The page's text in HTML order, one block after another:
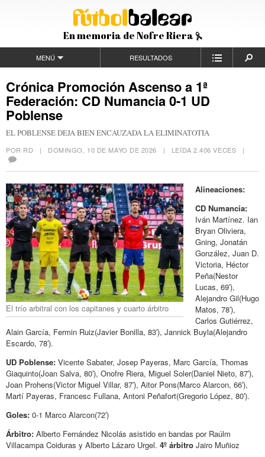
En memoria de Nofre Riera
MENÚ RESULTADOS
Crónica Promoción Ascenso a 1ª
Federación: CD Numancia 0-1 UD
Poblense
EL POBLENSE DEJA BIEN ENCAUZADA LA ELIMINATOTIA
POR RD | DOMINGO, 10 DE MAYO DE 2026 | LEÍDA 2.406 VECES |
El trío arbitral con los capitanes y cuarto árbitro
Alineaciones:
CD Numancia:
Iván Martínez. Ian
Bryan Oliviera,
Gning, Jonatán
González, Juan D.
Victoria, Héctor
Peña(Nestor
Lucas, 69′),
Alejandro Gil(Hugo
Matos, 78′),
Carlos Gutiérrez,
Alain García, Fermin Ruiz(Javier Bonilla, 83′), Jannick Buyla(Alejandro
Escardo, 78′).
UD Poblense: Vicente Sabater, Josep Payeras, Marc García, Thomas
Giaquinto(Joan Salva, 80′), Onofre Riera, Miguel Soler(Daniel Nieto, 87′),
Joan Prohens(Victor Miguel Villar, 87′), Aitor Pons(Marco Alarcon, 66′),
Martí Payeras, Francesc Fullana, Antoni Peñafort(Gregorio López, 80′).
Goles: 0-1 Marco Alarcon(72′)
Árbitro: Alberto Fernández Nicolás asistido en bandas por Raúlm
Villacampa Coiduras y Alberto Lázaro Urgel. 4º árbitro Jairo Muñioz